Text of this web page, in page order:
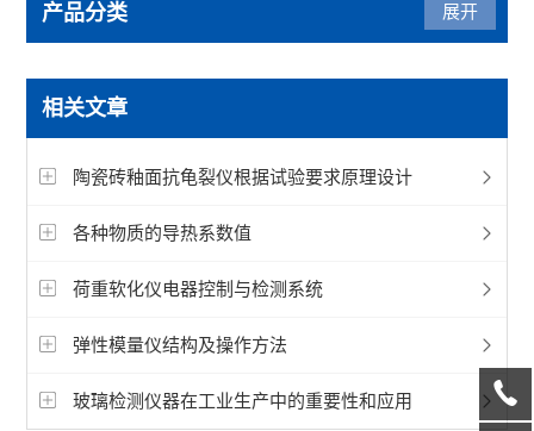
产品分类
陶瓷仪器设备
快速水分测定仪
磨耗仪
陶瓷砖釉面抗龟裂仪
陶瓷砖成品检测仪
陶瓷硅酸盐制品检测仪
卫生陶瓷检测仪器
展开
相关文章
陶瓷砖釉面抗龟裂仪根据试验要求原理设计
各种物质的导热系数值
荷重软化仪电器控制与检测系统
弹性模量仪结构及操作方法
玻璃检测仪器在工业生产中的重要性和应用